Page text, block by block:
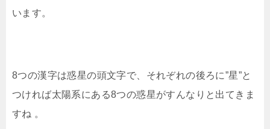
います。
8つの漢字は惑星の頭文字で、それぞれの後ろに”星”と
つければ太陽系にある8つの惑星がすんなりと出てきま
すね 。